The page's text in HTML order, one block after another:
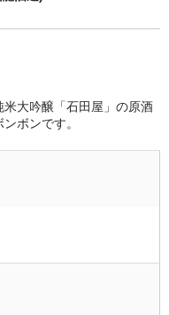
大吟醸「石田屋」の原酒
ボンです。